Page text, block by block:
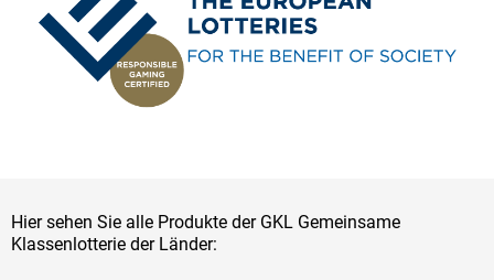
Hier sehen Sie alle Produkte der GKL Gemeinsame
Klassenlotterie der Länder: